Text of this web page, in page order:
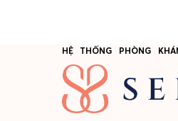
HỆ THỐNG PHÒNG